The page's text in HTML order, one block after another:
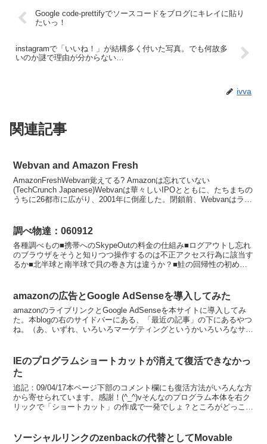
Google code-prettifyでソースコードをブログにキレイに貼り
たいっ！
instagramで「いいね！」が結構多く付いた写真。でも何故多
いのか謎で理由が分からない…
ivva
関連記事
Webvan and Amazon Fresh
AmazonFreshWebvan覚えてる? Amazonは忘れていない
(TechCrunch Japanese)Webvanは華々しいIPOとともに、たちまちの
うちに26都市に広がり、2001年に倒産した。閉鎖前、Webvanはライ
調べ物達：060912
各種調べもの■携帯へのSkypeOutの料金の仕組み■ログアウトし忘れ
のブラウザをそうと知りつつ操作するのは不正アクセス行為に該当す
るか■北半球と南半球で貝の巻き方は違うか？■鮭の回帰性の初めて
amazonの広告とGoogle AdSenseを導入してみた
amazonのライブリンクとGoogle AdSenseを本サイトに導入してみ
た。本blogの右のサイドバーにある、「最近の記事」の下にあるやつ
ね。（あ、いずれ、いろいろマーゲティングというかいろいろなサイ
IEのプログラムショートカットが消えて復活できなかっ
た
追記：09/04/17本ページ下部のコメント欄にも復活方法がいろんな方
から寄せられています。感謝！(^_^)vそんなのプログラム本体を右ク
リックで「ショートカット」の作成で一発でしょ？ところがどっこ
ソーシャルリンクのzenbackの代替としてMovable